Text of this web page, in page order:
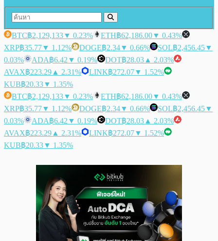
BTC฿2,129,133▼ 0.23% ETH฿62,186.00▼ 0.43%
XRP฿35.77▼ 1.12% DOGE฿2.34▼ 0.66% SOL฿2,456.45▼
0.03%
ADA฿6.42 ▼ 0.19% DOT฿28.03 ▲ 2.03%
AVAX฿223.29 ▲ 2.31% LINK฿272.07▼ 1.52%
KUB฿20.33▼ 1.35%
BTC฿2,129,133▼ 0.23% ETH฿62,186.00▼ 0.43%
XRP฿35.77▼ 1.12% DOGE฿2.34▼ 0.66% SOL฿2,456.45▼
0.03%
ADA฿6.42 ▼ 0.19% DOT฿28.03 ▲ 2.03%
AVAX฿223.29 ▲ 2.31% LINK฿272.07▼ 1.52%
KUB฿20.33▼ 1.35%